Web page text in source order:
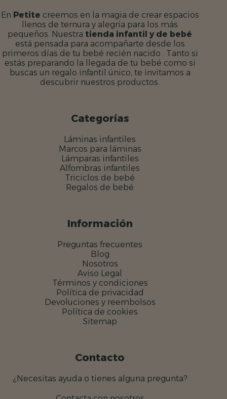
En Petite creemos en la magia de crear espacios
llenos de ternura y alegría para los más
pequeños. Nuestra tienda infantil y de bebé
está pensada para acompañarte desde los
primeros días de tu bebé recién nacido . Tanto si
estás preparando la llegada de tu bebé como si
buscas un regalo infantil único, te invitamos a
descubrir nuestros productos.
Categorías
Láminas infantiles
Marcos para láminas
Lámparas infantiles
Alfombras infantiles
Triciclos de bebé
Regalos de bebé
Información
Preguntas frecuentes
Blog
Nosotros
Aviso Legal
Términos y condiciones
Política de privacidad
Devoluciones y reembolsos
Política de cookies
Sitemap
Contacto
¿Necesitas ayuda o tienes alguna pregunta?